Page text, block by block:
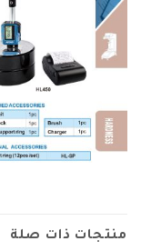
منتجات ذات صلة